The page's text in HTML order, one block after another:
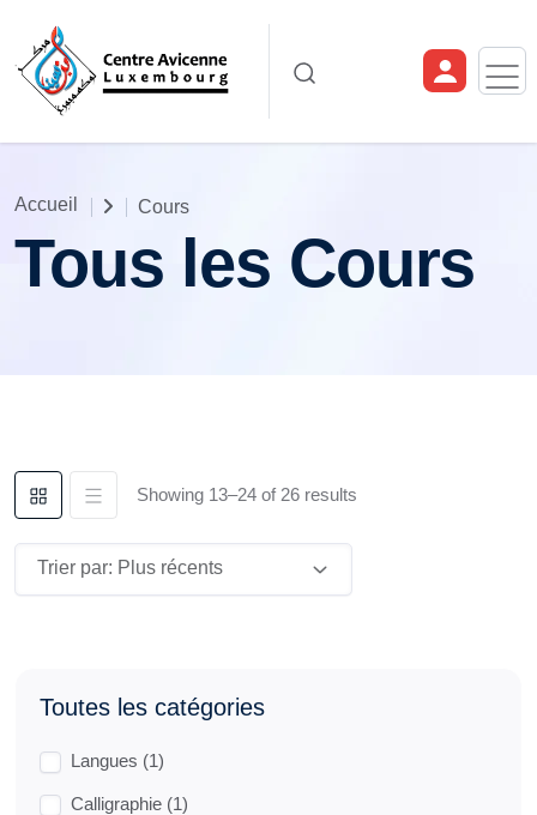
Accueil Cours
Tous les Cours
Showing 13–24 of 26 results
Trier par: Plus récents
Toutes les catégories
Langues (1)
Calligraphie (1)